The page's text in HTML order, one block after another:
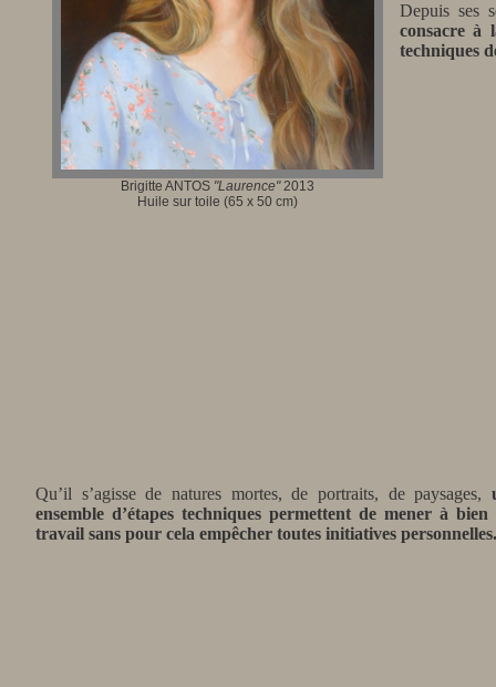
Brigitte ANTOS "Laurence"2013
Huile sur toile (65 x 50 cm)
Depuis ses
consacre à
techniques
Qu’il s’agisse de natures mortes, de portraits, de paysages,
ensemble d’étapes techniques permettent de mener à bien
travail sans pour cela empêcher toutes initiatives personnelles.